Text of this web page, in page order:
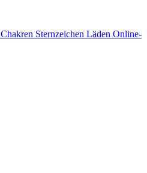
Chakren Sternzeichen Läden Online-